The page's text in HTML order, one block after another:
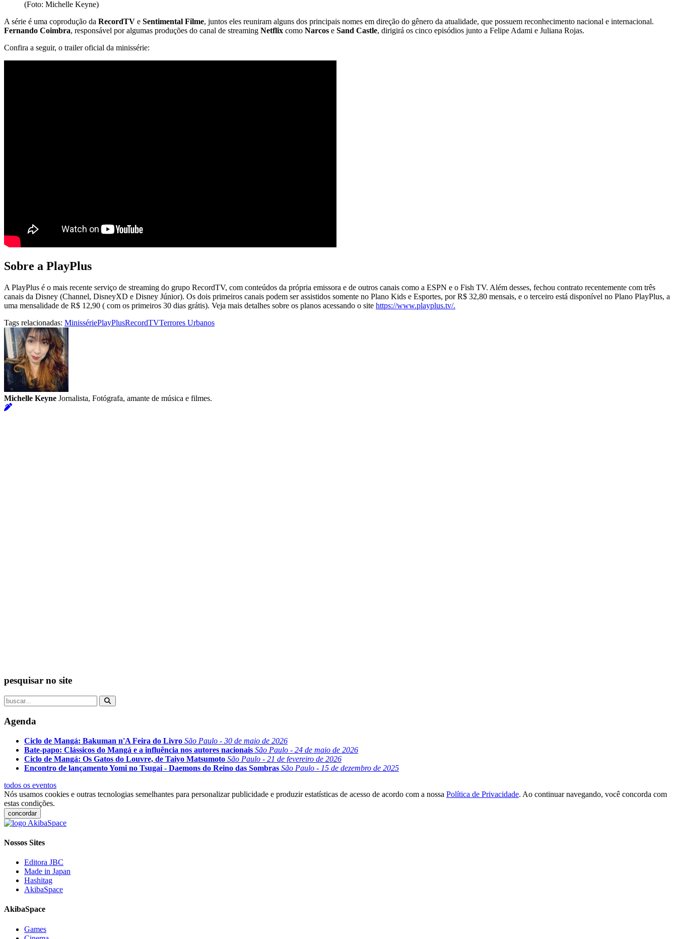
(Foto: Michelle Keyne)
A série é uma coprodução da RecordTV e Sentimental Filme, juntos eles reuniram alguns dos principais nomes em direção do gênero da atualidade, que possuem reconhecimento nacional e internacional.
Fernando Coimbra, responsável por algumas produções do canal de streaming Netflix como Narcos e Sand Castle, dirigirá os cinco episódios junto a Felipe Adami e Juliana Rojas.
Confira a seguir, o trailer oficial da minissérie:
Sobre a PlayPlus
A PlayPlus é o mais recente serviço de streaming do grupo RecordTV, com conteúdos da própria emissora e de outros canais como a ESPN e o Fish TV. Além desses, fechou contrato recentemente com três
canais da Disney (Channel, DisneyXD e Disney Júnior). Os dois primeiros canais podem ser assistidos somente no Plano Kids e Esportes, por R$ 32,80 mensais, e o terceiro está disponível no Plano PlayPlus, a
uma mensalidade de R$ 12,90 ( com os primeiros 30 dias grátis). Veja mais detalhes sobre os planos acessando o site https://www.playplus.tv/.
Tags relacionadas: MinissériePlayPlusRecordTVTerrores Urbanos
Michelle Keyne Jornalista, Fotógrafa, amante de música e filmes.
pesquisar no site
Agenda
Ciclo de Mangá: Bakuman n'A Feira do Livro São Paulo - 30 de maio de 2026
Bate-papo: Clássicos do Mangá e a influência nos autores nacionais São Paulo - 24 de maio de 2026
Ciclo de Mangá: Os Gatos do Louvre, de Taiyo Matsumoto São Paulo - 21 de fevereiro de 2026
Encontro de lançamento Yomi no Tsugai - Daemons do Reino das Sombras São Paulo - 15 de dezembro de 2025
todos os eventos
Nós usamos cookies e outras tecnologias semelhantes para personalizar publicidade e produzir estatísticas de acesso de acordo com a nossa Política de Privacidade. Ao continuar navegando, você concorda com
estas condições.
concordar
Nossos Sites
Editora JBC
Made in Japan
Hashitag
AkibaSpace
AkibaSpace
Games